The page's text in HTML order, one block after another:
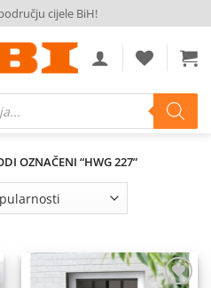
cijele BiH!
OZNAČENI “HWG 227”